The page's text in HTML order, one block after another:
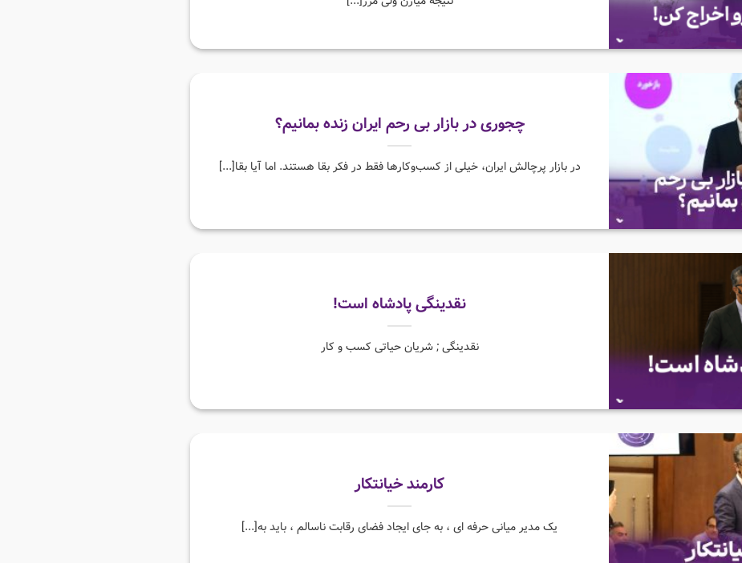
چجوری در بازار بی رحم ایران زنده بمانیم؟
در بازار پرچالش ایران، خیلی از کسب‌وکارها فقط در فکر بقا هستند. اما آیا بقا[...]
نقدینگی پادشاه است!
نقدینگی ; شریان حیاتی کسب و کار
کارمند خیانتکار
یک مدیر میانی حرفه ای ، به جای ایجاد فضای رقابت ناسالم ، باید به[...]